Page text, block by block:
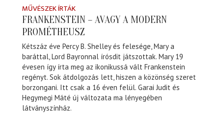
MŰVÉSZEK ÍRTÁK
FRANKENSTEIN – AVAGY A MODERN
PROMÉTHEUSZ
Kétszáz éve Percy B. Shelley és felesége, Mary a
baráttal, Lord Bayronnal írósdit játszottak. Mary 19
évesen így írta meg az ikonikussá vált Frankenstein
regényt. Sok átdolgozás lett, hiszen a közönség szeret
borzongani. Itt csak a 16 éven felül. Garai Judit és
Hegymegi Máté új változata ma lényegében
látványszínház.